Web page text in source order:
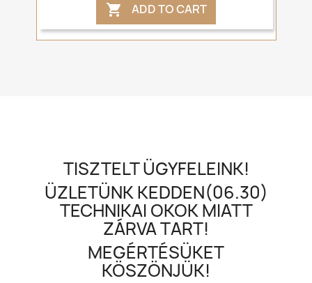
 ADD TO CART
TISZTELT ÜGYFELEINK!
ÜZLETÜNK KEDDEN(06.30)
TECHNIKAI OKOK MIATT
ZÁRVA TART!
MEGÉRTÉSÜKET
KÖSZÖNJÜK!